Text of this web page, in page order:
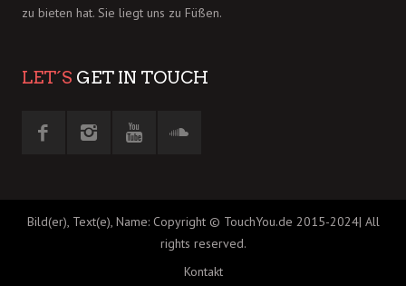
zu bieten hat. Sie liegt uns zu Füßen.
LET´S GET IN TOUCH
Bild(er), Text(e), Name: Copyright © TouchYou.de 2015-2024| All
rights reserved.
Kontakt